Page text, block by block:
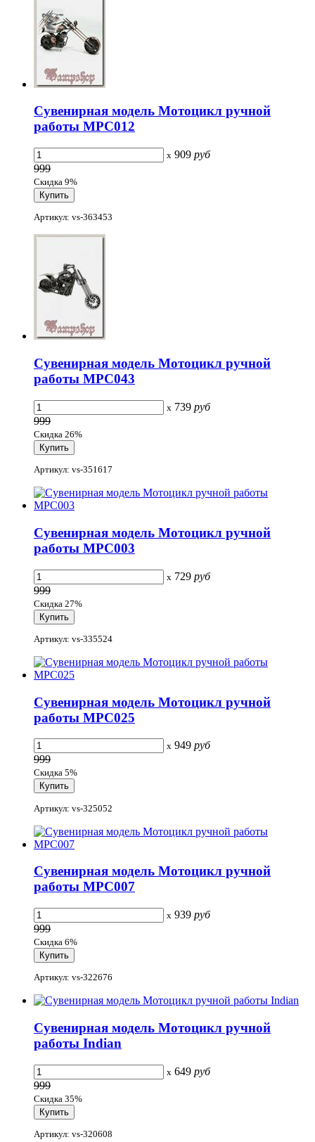
Сувенирная модель Мотоцикл ручной
работы МРС012
x 909 руб
999
Скидка 9%
Артикул: vs-363453
Сувенирная модель Мотоцикл ручной
работы МРС043
x 739 руб
999
Скидка 26%
Артикул: vs-351617
Сувенирная модель Мотоцикл ручной
работы МРС003
x 729 руб
999
Скидка 27%
Артикул: vs-335524
Сувенирная модель Мотоцикл ручной
работы МРС025
x 949 руб
999
Скидка 5%
Артикул: vs-325052
Сувенирная модель Мотоцикл ручной
работы МРС007
x 939 руб
999
Скидка 6%
Артикул: vs-322676
Сувенирная модель Мотоцикл ручной
работы Indian
x 649 руб
999
Скидка 35%
Артикул: vs-320608